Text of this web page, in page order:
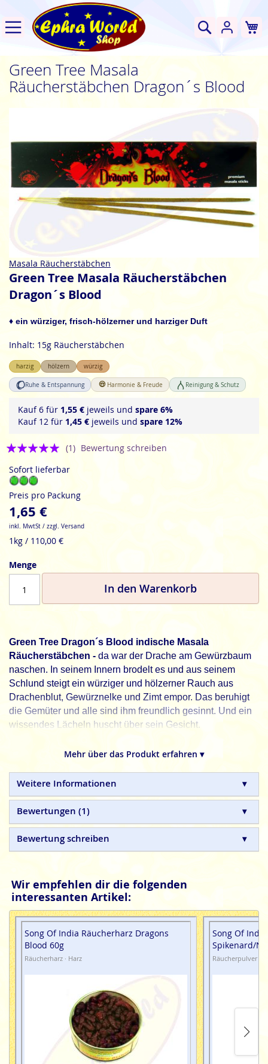
Suche
Green Tree Masala
Räucherstäbchen Dragon´s Blood
Bildgalerie
Zum
Anfang
Bildgalerie
Masala Räucherstäbchen
Green Tree Masala Räucherstäbchen
Dragon´s Blood
♦ ein würziger, frisch-hölzerner und harziger Duft
Inhalt: 15g Räucherstäbchen
harzig hölzern würzig
Ruhe & Entspannung Harmonie & Freude Reinigung & Schutz
Kauf 6 für 1,55 € jeweils und spare 6%
Kauf 12 für 1,45 € jeweils und spare 12%
Bewertung:
(1) Bewertung schreiben
Sofort lieferbar
Preis pro Packung
1,65 €
inkl. MwtSt / zzgl. Versand
1kg / 110,00 €
Menge
In den Warenkorb
Green Tree Dragon´s Blood indische Masala
Räucherstäbchen - da war der Drache am Gewürzbaum
naschen. In seinem Innern brodelt es und aus seinem
Schlund steigt ein würziger und hölzerner Rauch aus
Drachenblut, Gewürznelke und Zimt empor. Das beruhigt
die Gemüter und alle sind ihm freundlich gesinnt. Und ein
wissendes Lächeln huscht über sein Gesicht.
natürlich und in Handarbeit gefertigte Qualitätsprodukte,
ohne tierische, toxische oder petrochemische Zusätze.
Mehr über das Produkt erfahren ▾
Weitere Informationen
Bewertungen 1
Bewertung schreiben
Wir empfehlen dir die folgenden
interessanten Artikel:
Song Of India Räucherharz Dragons
Blood 60g
Räucherharz · Harz
Song Of
Spikenard/
Räucherpulver ·